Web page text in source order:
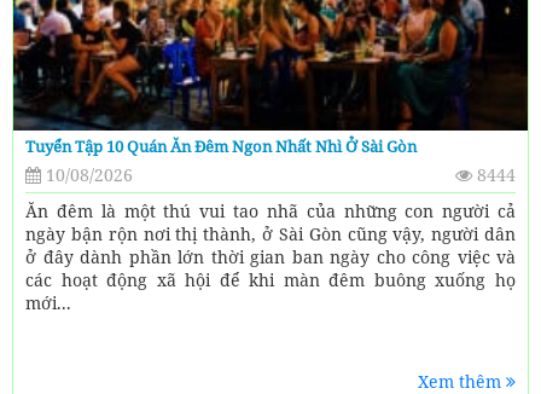
Tuyển Tập 10 Quán Ăn Đêm Ngon Nhất Nhì Ở Sài Gòn
10/08/2026
8444
Ăn đêm là một thú vui tao nhã của những con người cả
ngày bận rộn nơi thị thành, ở Sài Gòn cũng vậy, người dân
ở đây dành phần lớn thời gian ban ngày cho công việc và
các hoạt động xã hội để khi màn đêm buông xuống họ
mới...
Xem thêm